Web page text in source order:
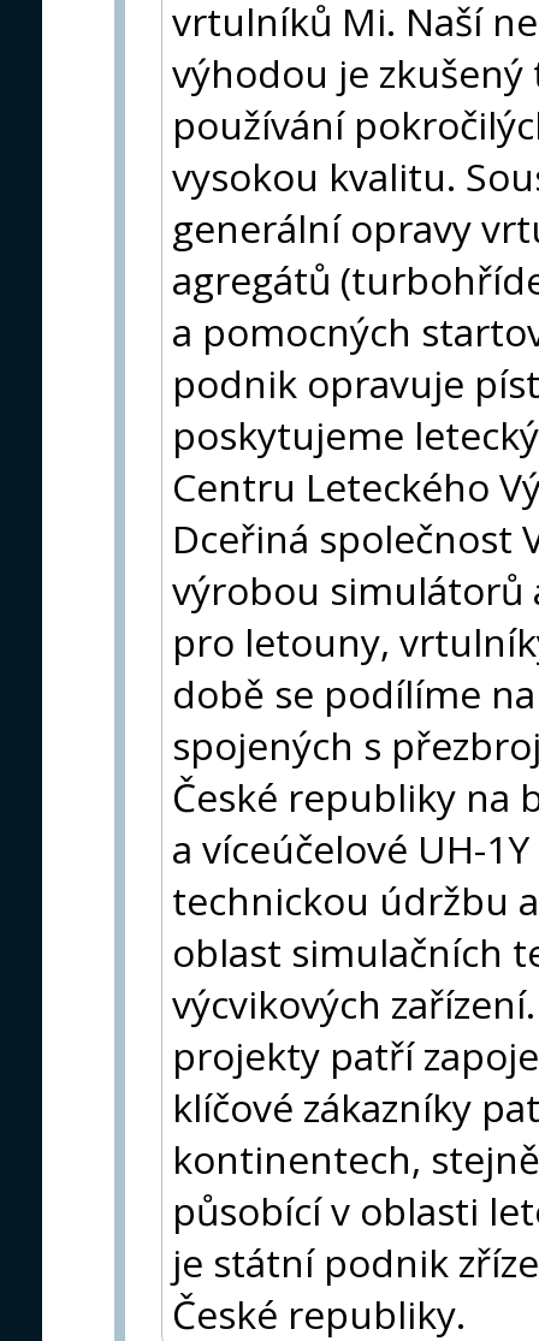
vrtulníků Mi. Naší
výhodou je
používání
vysokou kvalitu.
generální opravy
agregátů
a pomocných
podnik opravuje
poskytujeme
Centru Leteckého
Dceřiná společnost
výrobou simulátorů
pro letouny,
době se podílíme
spojených s
České republiky na
a víceúčelové UH-
technickou údržbu
oblast simulačních
výcvikových
projekty patří
klíčové zákazníky
kontinentech,
působící v oblasti
je státní podnik
České republiky.